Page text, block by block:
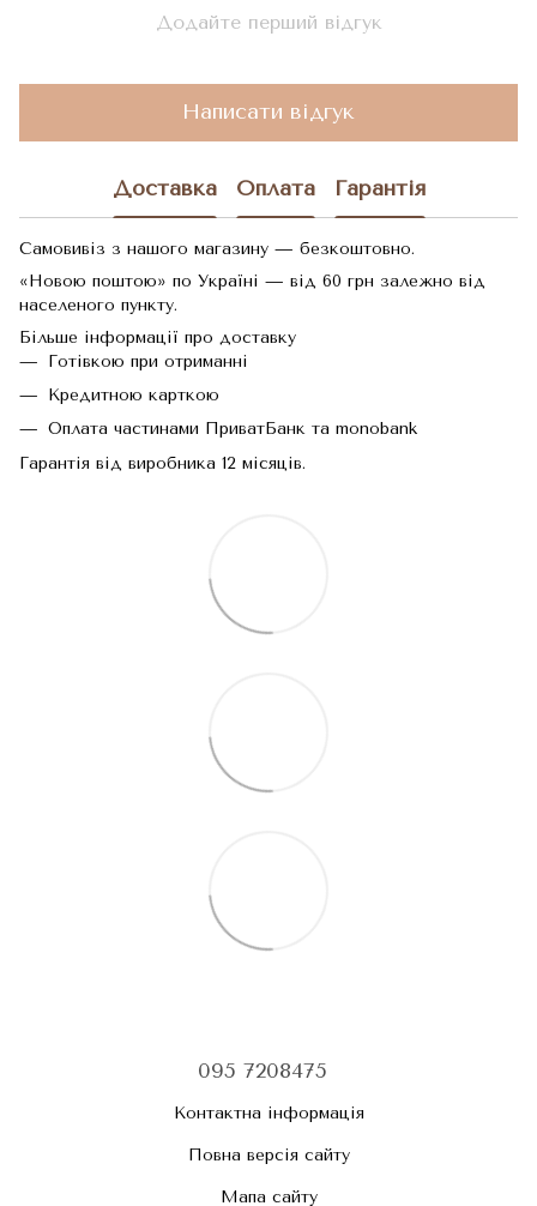
Додайте перший відгук
Написати відгук
Доставка Оплата Гарантія
Самовивіз з нашого магазину — безкоштовно.
«Новою поштою» по Україні — від 60 грн залежно від
населеного пункту.
Більше інформації про доставку
Готівкою при отриманні
Кредитною карткою
Оплата частинами ПриватБанк та monobank
Гарантія від виробника 12 місяців.
095 7208475
Контактна інформація
Повна версія сайту
Мапа сайту